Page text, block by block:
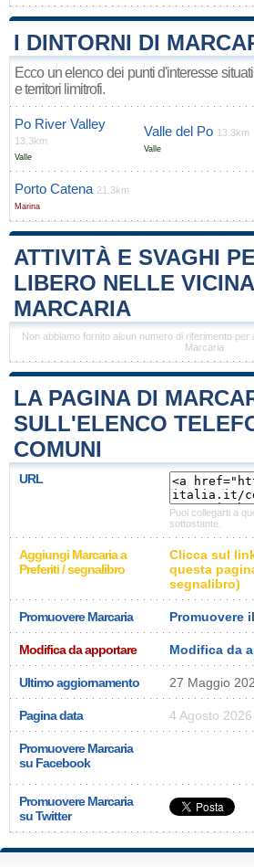
I DINTORNI DI
Ecco un elenco dei punti d'interesse
e territori limitrofi.
Po River Valley
13.3km
Valle
Valle del Po 13.3km
Valle
Porto Catena 21.3km
Marina
ATTIVITÀ E SVAGHI
LIBERO NELLE
MARCARIA
Non abbiamo fornito alcun numero di riferimento per
Marcaria
LA PAGINA DI
SULL'ELENCO
COMUNI
URL
Puoi collegarti a
sottostante.
Aggiungi Marcaria a
Preferiti / segnalibro
Clicca sul
questa
segnalibro)
Promuovere Marcaria Promuovere
Modifica da apportare Modifica da
Ultimo aggiornamento 27 Maggio
Pagina data 4 Agosto
Promuovere Marcaria
su Facebook
Promuovere Marcaria
su Twitter